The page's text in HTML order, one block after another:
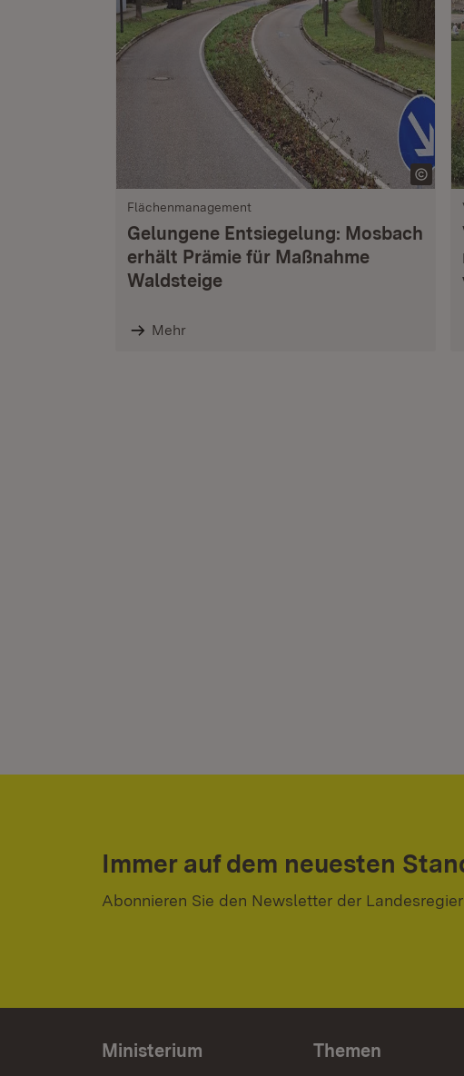
Flächenmanagement
Gelungene Entsiegelung: Mosbach
erhält Prämie für Maßnahme
Waldsteige
Mehr
Immer auf dem neuesten
Abonnieren Sie den Newsletter der
Ministerium Themen